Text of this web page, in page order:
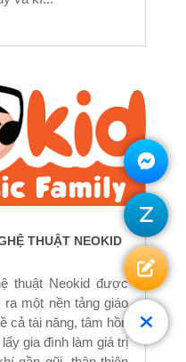
THUẬT NEOKID
thuật Neokid được
một nền tảng giáo
cả tài năng, tâm hồn
gia đình làm giá trị